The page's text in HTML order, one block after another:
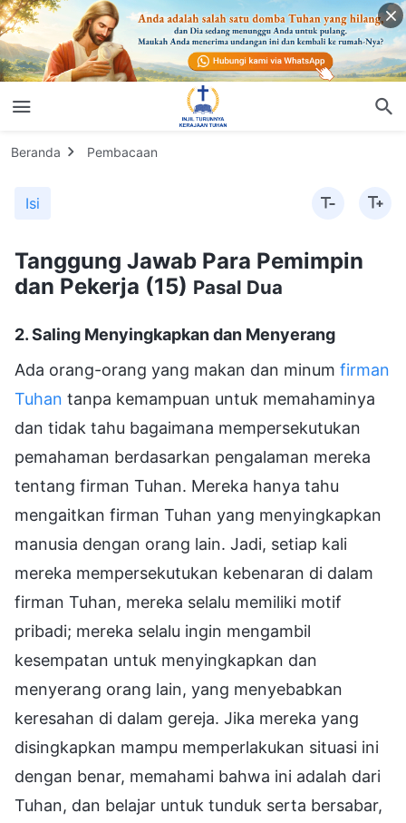
Beranda Pembacaan
Isi
Tanggung Jawab Para Pemimpin
dan Pekerja (15) Pasal Dua
2. Saling Menyingkapkan dan Menyerang
Ada orang-orang yang makan dan minum firman
Tuhan tanpa kemampuan untuk memahaminya
dan tidak tahu bagaimana mempersekutukan
pemahaman berdasarkan pengalaman mereka
tentang firman Tuhan. Mereka hanya tahu
mengaitkan firman Tuhan yang menyingkapkan
manusia dengan orang lain. Jadi, setiap kali
mereka mempersekutukan kebenaran di dalam
firman Tuhan, mereka selalu memiliki motif
pribadi; mereka selalu ingin mengambil
kesempatan untuk menyingkapkan dan
menyerang orang lain, yang menyebabkan
keresahan di dalam gereja. Jika mereka yang
disingkapkan mampu memperlakukan situasi ini
dengan benar, memahami bahwa ini adalah dari
Tuhan, dan belajar untuk tunduk serta bersabar,